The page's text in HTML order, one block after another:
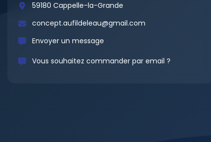
59180 Cappelle-la-Grande
concept.aufildeleau@gmail.com
Envoyer un message
Vous souhaitez commander par email ?